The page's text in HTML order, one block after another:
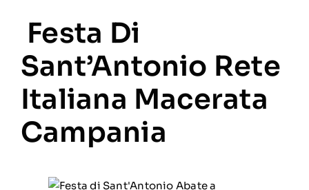
Festa Di
Sant’Antonio Rete
Italiana Macerata
Campania